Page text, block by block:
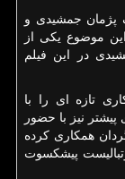
جمشیدی و
موضوع یکی از
در این فیلم
با ایفای نقش در تگزاس3 همکاری تازه ای را با
نیز با حضور
کارگردان همکاری کرده
پیشکسوت